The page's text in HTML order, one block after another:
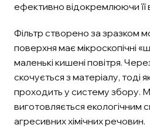
ефективно відокремлюючи її
Фільтр створено за зразком
поверхня має мікроскопічні
маленькі кишені повітря.
скочується з матеріалу, тоді
проходить у систему збору.
виготовляється екологічним
агресивних хімічних речовин.